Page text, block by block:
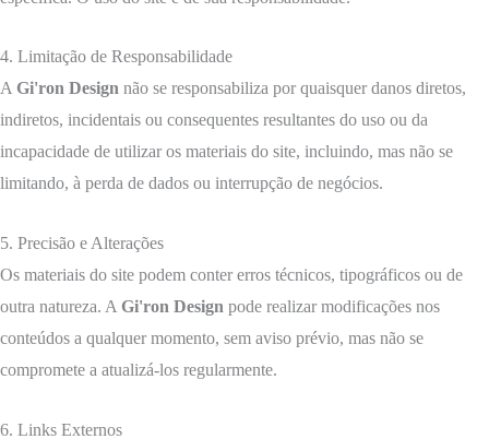
4. Limitação de Responsabilidade
A Gi'ron Design não se responsabiliza por quaisquer danos diretos,
indiretos, incidentais ou consequentes resultantes do uso ou da
incapacidade de utilizar os materiais do site, incluindo, mas não se
limitando, à perda de dados ou interrupção de negócios.
5. Precisão e Alterações
Os materiais do site podem conter erros técnicos, tipográficos ou de
outra natureza. A Gi'ron Design pode realizar modificações nos
conteúdos a qualquer momento, sem aviso prévio, mas não se
compromete a atualizá-los regularmente.
6. Links Externos